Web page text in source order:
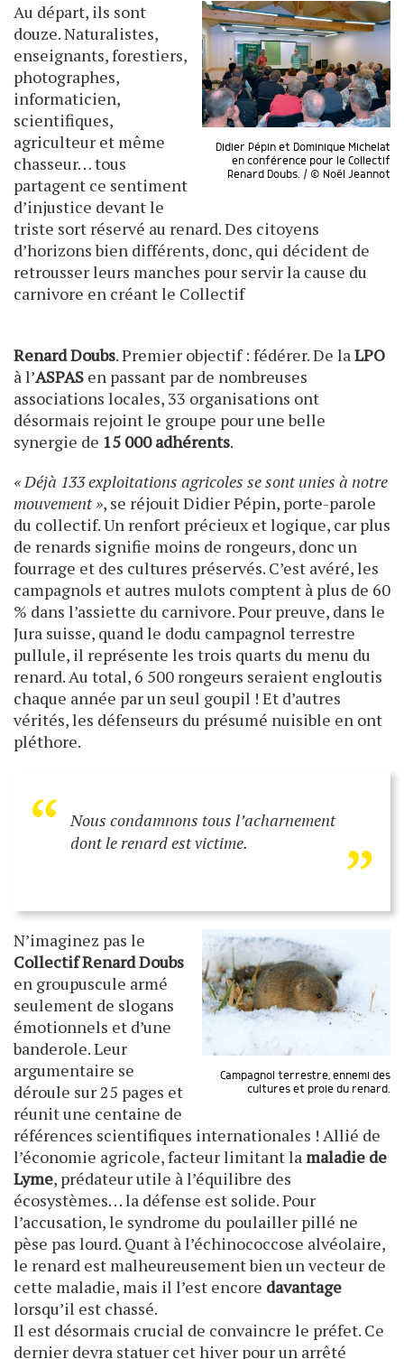
Didier Pépin et Dominique Michelat
en conférence pour le Collectif
Renard Doubs. / © Noël Jeannot
Au départ, ils sont
douze. Naturalistes,
enseignants, forestiers,
photographes,
informaticien,
scientifiques,
agriculteur et même
chasseur… tous
partagent ce sentiment
d’injustice devant le
triste sort réservé au renard. Des citoyens
d’horizons bien différents, donc, qui décident de
retrousser leurs manches pour servir la cause du
carnivore en créant le Collectif
Renard Doubs. Premier objectif : fédérer. De laLPO
à l’ASPAS en passant par de nombreuses
associations locales, 33 organisations ont
désormais rejoint le groupe pour une belle
synergie de 15 000 adhérents.
« Déjà 133 exploitations agricoles se sont unies à notre
mouvement », se réjouit Didier Pépin, porte-parole
du collectif. Un renfort précieux et logique, car plus
de renards signifie moins de rongeurs, donc un
fourrage et des cultures préservés. C’est avéré, les
campagnols et autres mulots comptent à plus de 60
% dans l’assiette du carnivore. Pour preuve, dans le
Jura suisse, quand le dodu campagnol terrestre
pullule, il représente les trois quarts du menu du
renard. Au total, 6 500 rongeurs seraient engloutis
chaque année par un seul goupil ! Et d’autres
vérités, les défenseurs du présumé nuisible en ont
pléthore.
“
Nous condamnons tous l’acharnement
dont le renard est victime.
„
Campagnol terrestre, ennemi des
cultures et proie du renard.
N’imaginez pas le
Collectif Renard Doubs
en groupuscule armé
seulement de slogans
émotionnels et d’une
banderole. Leur
argumentaire se
déroule sur 25 pages et
réunit une centaine de
références scientifiques internationales ! Allié de
l’économie agricole, facteur limitant lamaladie de
Lyme, prédateur utile à l’équilibre des
écosystèmes… la défense est solide. Pour
l’accusation, le syndrome du poulailler pillé ne
pèse pas lourd. Quant à l’échinococcose alvéolaire,
le renard est malheureusement bien un vecteur de
cette maladie, mais il l’est encore davantage
lorsqu’il est chassé.
Il est désormais crucial de convaincre le préfet. Ce
dernier devra statuer cet hiver pour un arrêté